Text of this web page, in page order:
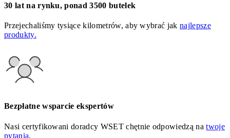
30 lat na rynku, ponad 3500 butelek
Przejechaliśmy tysiące kilometrów, aby wybrać jaknajlepsze
produkty.
Bezpłatne wsparcie ekspertów
Nasi certyfikowani doradcy WSET chętnie odpowiedzą natwoje
pytania.